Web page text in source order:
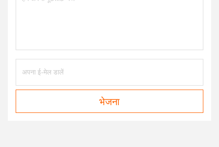
भेजना